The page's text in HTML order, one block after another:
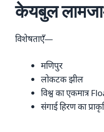
केयबुल
विशेषताएँ—
मणिपुर
लोकटक झील
विश्व का एकमात्र
संगाई हिरण का